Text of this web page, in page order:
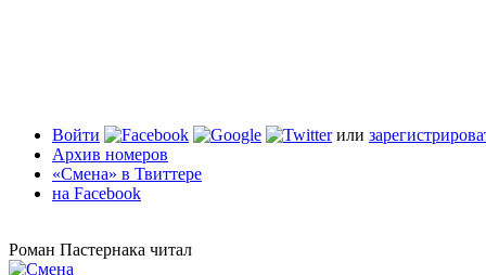
Войти или
Архив номеров
«Смена» в Твиттере
на Facebook
Роман Пастернака читал